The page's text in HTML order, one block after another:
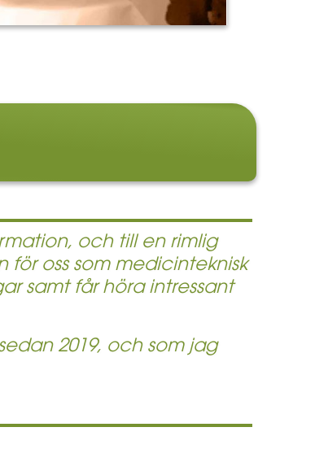
och till en rimlig
oss som medicinteknisk
samt får höra intressant
2019, och som jag